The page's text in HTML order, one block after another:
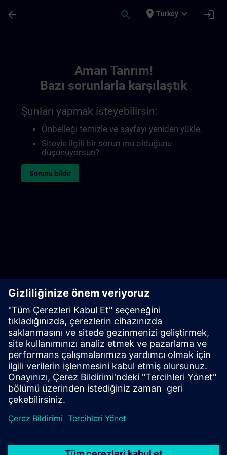
arrow_back search place Turkey expand_more login
Aman Tanrım!
Bazı sorunlarla karşılaştık
Şunları yapmak isteyebilirsin:
Önbelleği temizle ve sayfayı yeniden yükle.
Siteyle ilgili bir sorun mu olduğunu
düşünüyorsun?
Sorunu bildir